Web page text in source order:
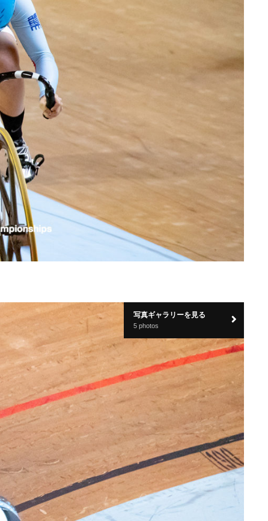
写真ギャラリーを見る
5 photos